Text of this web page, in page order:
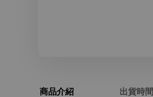
商品介紹 出貨時間